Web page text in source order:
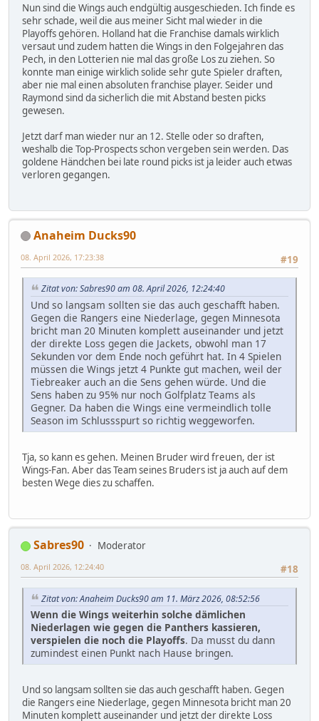
Nun sind die Wings auch endgültig ausgeschieden. Ich finde es
sehr schade, weil die aus meiner Sicht mal wieder in die
Playoffs gehören. Holland hat die Franchise damals wirklich
versaut und zudem hatten die Wings in den Folgejahren das
Pech, in den Lotterien nie mal das große Los zu ziehen. So
konnte man einige wirklich solide sehr gute Spieler draften,
aber nie mal einen absoluten franchise player. Seider und
Raymond sind da sicherlich die mit Abstand besten picks
gewesen.
Jetzt darf man wieder nur an 12. Stelle oder so draften,
weshalb die Top-Prospects schon vergeben sein werden. Das
goldene Händchen bei late round picks ist ja leider auch etwas
verloren gegangen.
Anaheim Ducks90
#19
08. April 2026, 17:23:38
Zitat von: Sabres90 am 08. April 2026, 12:24:40
Und so langsam sollten sie das auch geschafft haben.
Gegen die Rangers eine Niederlage, gegen Minnesota
bricht man 20 Minuten komplett auseinander und jetzt
der direkte Loss gegen die Jackets, obwohl man 17
Sekunden vor dem Ende noch geführt hat. In 4 Spielen
müssen die Wings jetzt 4 Punkte gut machen, weil der
Tiebreaker auch an die Sens gehen würde. Und die
Sens haben zu 95% nur noch Golfplatz Teams als
Gegner. Da haben die Wings eine vermeindlich tolle
Season im Schlussspurt so richtig weggeworfen.
Tja, so kann es gehen. Meinen Bruder wird freuen, der ist
Wings-Fan. Aber das Team seines Bruders ist ja auch auf dem
besten Wege dies zu schaffen.
Sabres90
Moderator
#18
08. April 2026, 12:24:40
Zitat von: Anaheim Ducks90 am 11. März 2026, 08:52:56
Wenn die Wings weiterhin solche dämlichen
Niederlagen wie gegen die Panthers kassieren,
verspielen die noch die Playoffs. Da musst du dann
zumindest einen Punkt nach Hause bringen.
Und so langsam sollten sie das auch geschafft haben. Gegen
die Rangers eine Niederlage, gegen Minnesota bricht man 20
Minuten komplett auseinander und jetzt der direkte Loss